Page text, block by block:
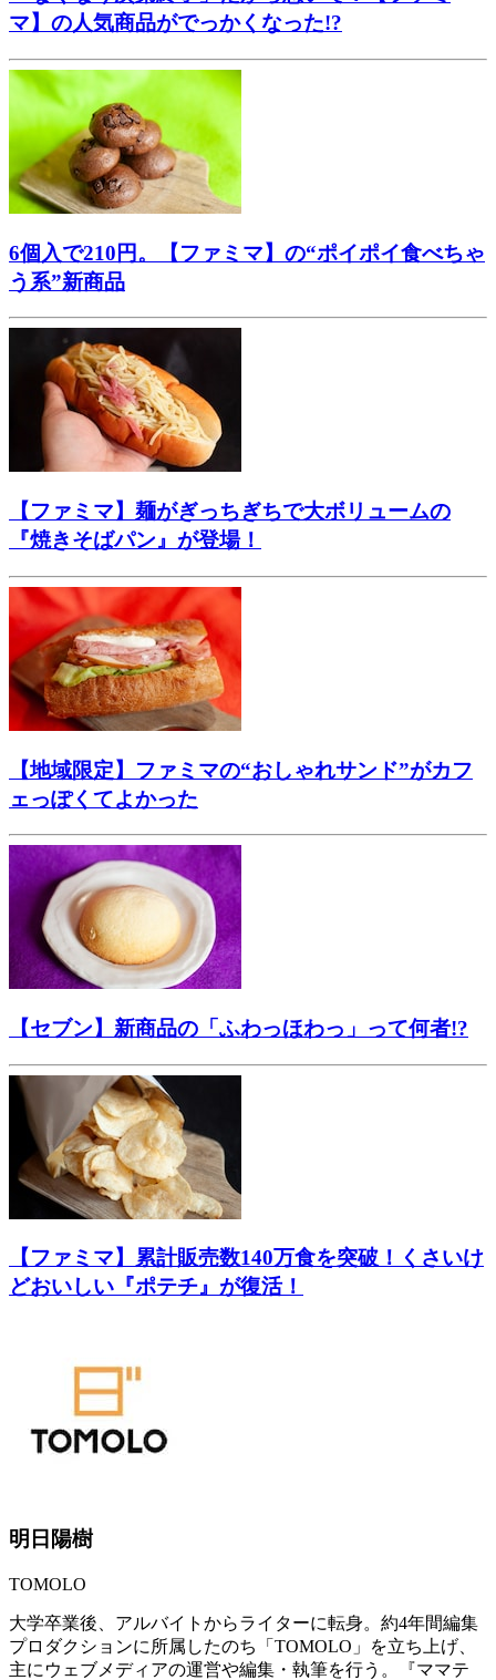
マ】の人気商品がでっかくなった!?
6個入で210円。【ファミマ】の“ポイポイ食べちゃ
う系”新商品
【ファミマ】麺がぎっちぎちで大ボリュームの
『焼きそばパン』が登場！
【地域限定】ファミマの“おしゃれサンド”がカフ
ェっぽくてよかった
【セブン】新商品の「ふわっほわっ」って何者!?
【ファミマ】累計販売数140万食を突破！くさいけ
どおいしい『ポテチ』が復活！
明日陽樹
TOMOLO
大学卒業後、アルバイトからライターに転身。約4年間編集
プロダクションに所属したのち「TOMOLO」を立ち上げ、
主にウェブメディアの運営や編集・執筆を行う。『ママテ